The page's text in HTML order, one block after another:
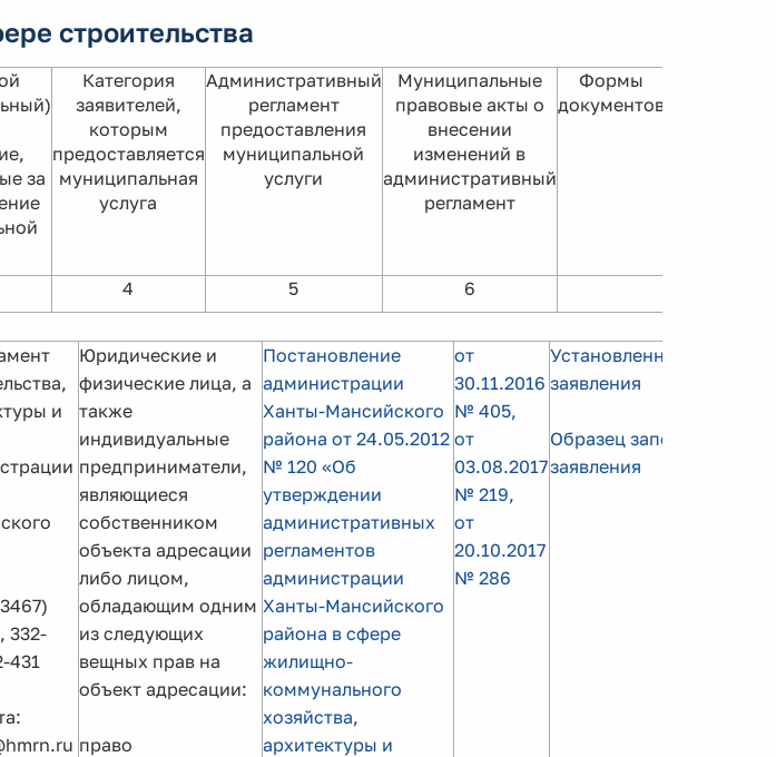
строительства
за
Категория
заявителей,
которым
предоставляется
муниципальная
услуга
Административный
регламент
предоставления
муниципальной
услуги
Муниципальные
правовые акты о
внесении
изменений в
административный
регламент
Формы
документов
4 5 6
и
332-
431
Юридические и
физические лица, а
также
индивидуальные
предприниматели,
являющиеся
собственником
объекта адресации
либо лицом,
обладающим одним
из следующих
вещных прав на
объект адресации:
право
Постановление
администрации
Ханты-Мансийского
района от 24.05.2012
№ 120 «Об
утверждении
административных
регламентов
администрации
Ханты-Мансийского
района в сфере
жилищно-
коммунального
хозяйства,
архитектуры и
от
30.11.2016
№ 405,
от
03.08.2017
№ 219,
от
20.10.2017
№ 286
Установленная форма
заявления
Образец заполнения
заявления